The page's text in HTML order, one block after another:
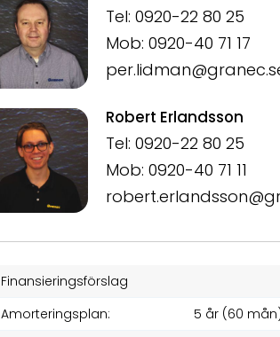
Tel: 0920-22 80 25
Mob: 0920-40 71 17
Robert Erlandsson
Tel: 0920-22 80 25
Mob: 0920-40 71 11
Finansieringsförslag
Amorteringsplan:
5 år (60